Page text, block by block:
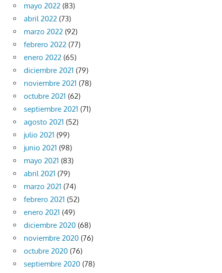
mayo 2022 (83)
abril 2022 (73)
marzo 2022 (92)
febrero 2022 (77)
enero 2022 (65)
diciembre 2021 (79)
noviembre 2021 (78)
octubre 2021 (62)
septiembre 2021 (71)
agosto 2021 (52)
julio 2021 (99)
junio 2021 (98)
mayo 2021 (83)
abril 2021 (79)
marzo 2021 (74)
febrero 2021 (52)
enero 2021 (49)
diciembre 2020 (68)
noviembre 2020 (76)
octubre 2020 (76)
septiembre 2020 (78)